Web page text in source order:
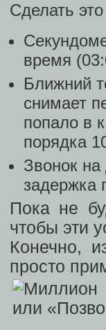
Сделать
время
Ближний
снимает
попало в
порядка
Звонок
задержка
Пока не
чтобы эти
Конечно,
просто